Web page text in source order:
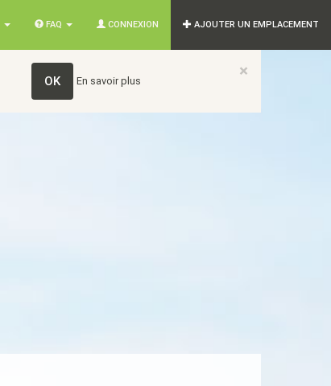
FAQ CONNEXION AJOUTER UN EMPLACEMENT
×
OK En savoir plus